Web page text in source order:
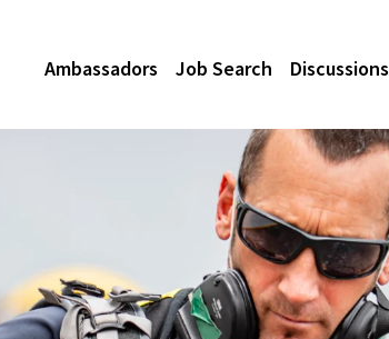
Ambassadors Job Search Discussions